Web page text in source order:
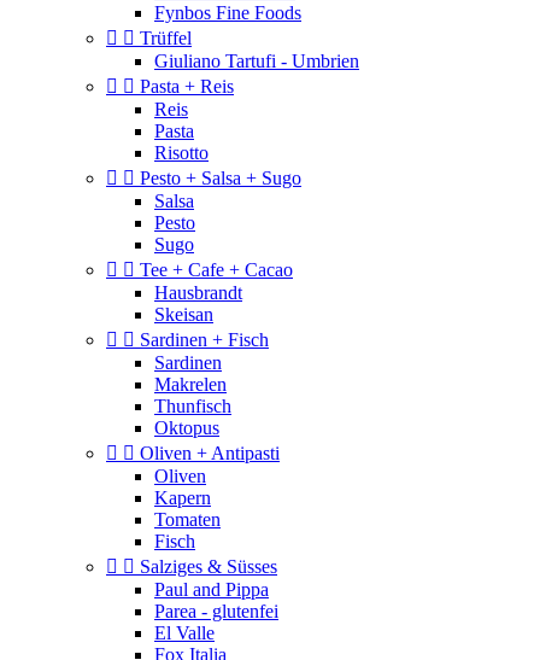
Fynbos Fine Foods
  Trüffel
Giuliano Tartufi - Umbrien
  Pasta + Reis
Reis
Pasta
Risotto
  Pesto + Salsa + Sugo
Salsa
Pesto
Sugo
  Tee + Cafe + Cacao
Hausbrandt
Skeisan
  Sardinen + Fisch
Sardinen
Makrelen
Thunfisch
Oktopus
  Oliven + Antipasti
Oliven
Kapern
Tomaten
Fisch
  Salziges & Süsses
Paul and Pippa
Parea - glutenfei
El Valle
Fox Italia